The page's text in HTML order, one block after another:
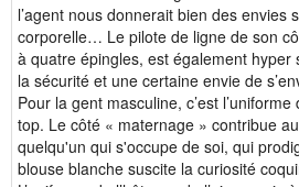
l’agent nous donnerait bien des envies
corporelle… Le pilote de ligne de son
à quatre épingles, est également hyper
la sécurité et une certaine envie de
Pour la gent masculine, c’est
top. Le côté « maternage » contribue
quelqu'un qui s'occupe de soi, qui
blouse blanche suscite la curiosité